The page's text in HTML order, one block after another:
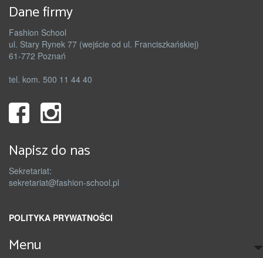
Dane firmy
Fashion School
ul. Stary Rynek 77 (wejście od ul. Franciszkańskiej)
61-772 Poznań
tel. kom. 500 11 44 40
Napisz do nas
Sekretariat:
sekretariat@fashion-school.pl
POLITYKA PRYWATNOŚCI
Menu